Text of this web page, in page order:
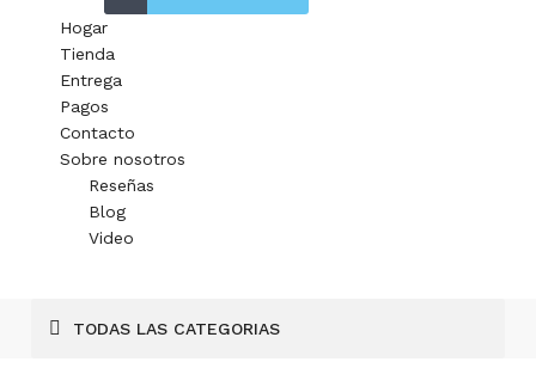
Hogar
Tienda
Entrega
Pagos
Contacto
Sobre nosotros
Reseñas
Blog
Video
TODAS LAS CATEGORIAS